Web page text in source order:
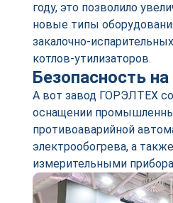
году, это позволило
новые типы
закалочно-
котлов-утилизаторов.
Безопасность
А вот завод ГОРЭЛТЕХ
оснащении
противоаварийной
электрообогрева, а
измерительными